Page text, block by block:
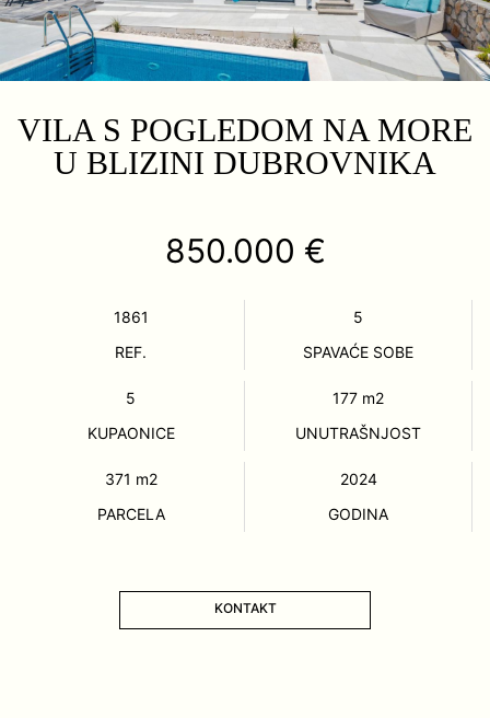
VILA S POGLEDOM NA MORE
U BLIZINI DUBROVNIKA
850.000 €
1861
REF.
5
SPAVAĆE SOBE
5
KUPAONICE
177 m2
UNUTRAŠNJOST
371 m2
PARCELA
2024
GODINA
KONTAKT